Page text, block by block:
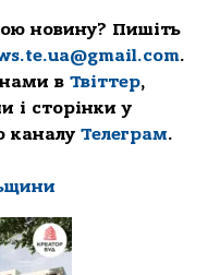
новину? Пишіть
.
в Твіттер,
і сторінки у
каналу Телеграм.